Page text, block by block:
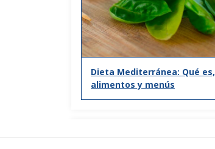
Dieta Mediterránea: Qué es,
alimentos y menús